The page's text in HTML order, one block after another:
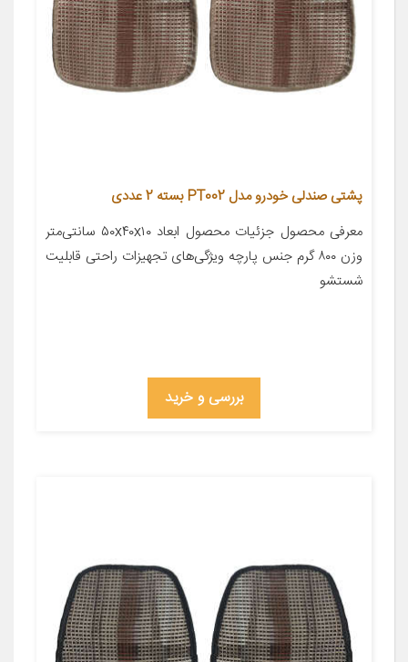
پشتی صندلی خودرو مدل PT002 بسته 2 عددی
معرفی محصول جزئیات محصول ابعاد ۵۰x۴۰x۱۰ سانتی‌متر
وزن ۸۰۰ گرم جنس پارچه ویژگی‌های تجهیزات راحتی قابلیت
شستشو
بررسی و خرید